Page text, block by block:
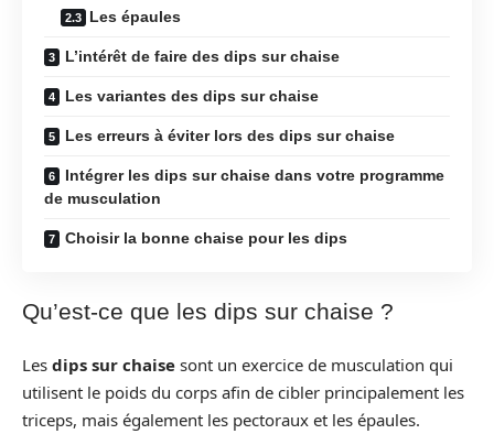
Les épaules
L’intérêt de faire des dips sur chaise
Les variantes des dips sur chaise
Les erreurs à éviter lors des dips sur chaise
Intégrer les dips sur chaise dans votre programme
de musculation
Choisir la bonne chaise pour les dips
Qu’est-ce que les dips sur chaise ?
Les dips sur chaise sont un exercice de musculation qui
utilisent le poids du corps afin de cibler principalement les
triceps, mais également les pectoraux et les épaules.